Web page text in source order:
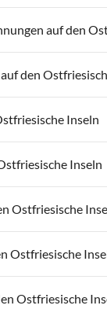
auf den
den
Inseln
Inseln
Ostfriesische
Ostfriesische
Ostfriesische